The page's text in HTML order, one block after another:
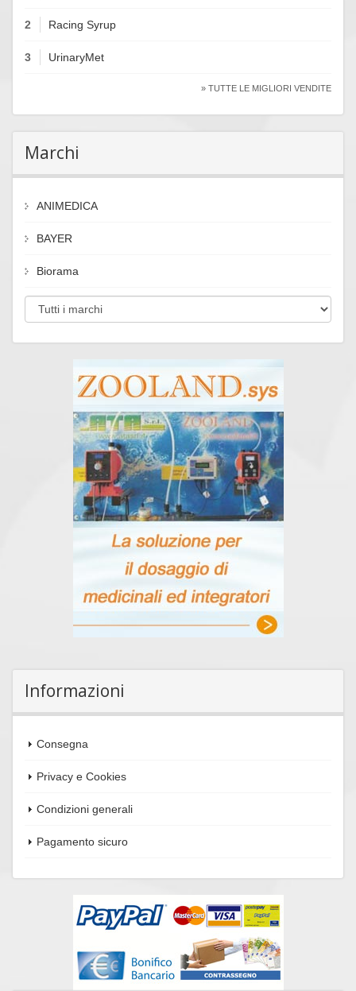
2 Racing Syrup
3 UrinaryMet
» TUTTE LE MIGLIORI VENDITE
Marchi
ANIMEDICA
BAYER
Biorama
Informazioni
Consegna
Privacy e Cookies
Condizioni generali
Pagamento sicuro